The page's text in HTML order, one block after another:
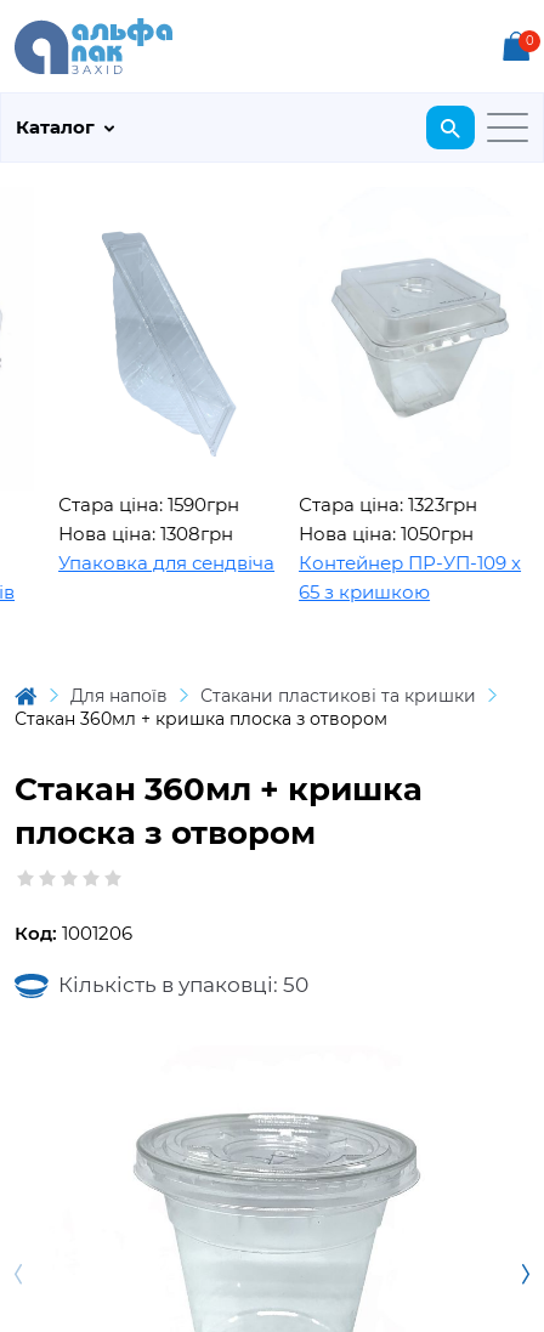
0
Каталог
Стара ціна: 1590грн
Нова ціна: 1308грн
Упаковка для сендвіча
Стара ціна: 1323грн
Нова ціна: 1050грн
Контейнер ПР-УП-109 х
65 з кришкою
Для напоїв
Стакани пластикові та кришки
Стакан 360мл + кришка плоска з отвором
Стакан 360мл + кришка
плоска з отвором
Код: 1001206
Кількість в упаковці: 50